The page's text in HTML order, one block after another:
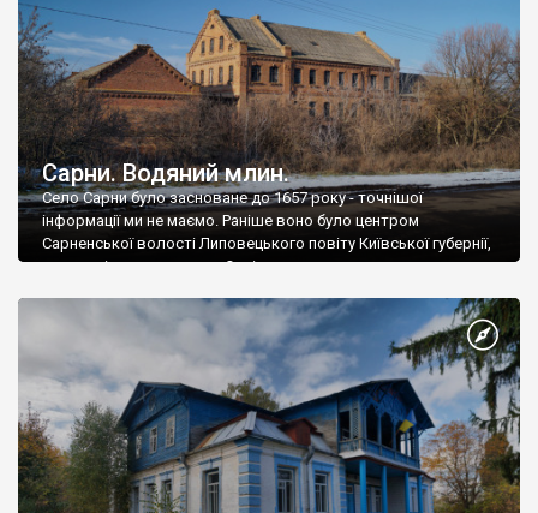
Сарни. Водяний млин.
Село Сарни було засноване до 1657 року - точнішої
інформації ми не маємо. Раніше воно було центром
Сарненської волості Липовецького повіту Київської губернії,
а ще раніше називалося Охрімове.